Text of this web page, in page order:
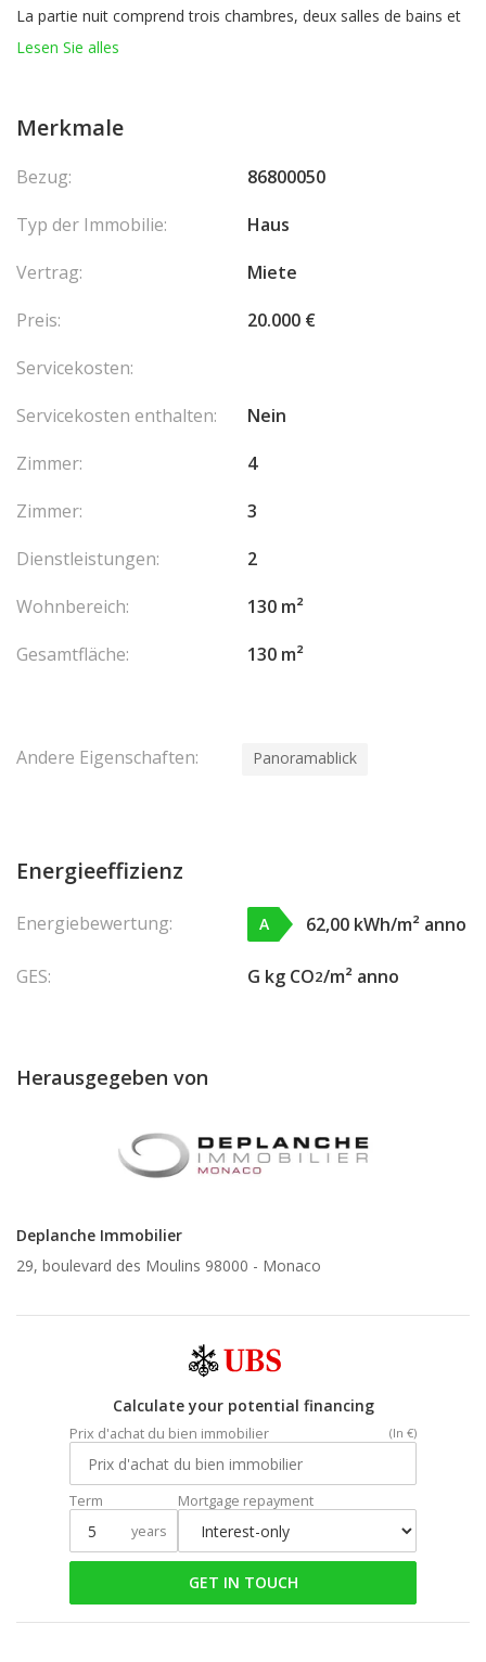
La partie nuit comprend trois chambres, deux salles de bains et
un toilette séparé.
électrique.
très demandé, idéale pour ceux qui souhaitent vivre aux portes
charge du vendeur.
Lesen Sie alles
Merkmale
Bezug:
86800050
Typ der Immobilie:
Haus
Vertrag:
Miete
Preis:
20.000 €
Servicekosten:
Servicekosten enthalten:
Nein
Zimmer:
4
Zimmer:
3
Dienstleistungen:
2
Wohnbereich:
130 m²
Gesamtfläche:
130 m²
Andere Eigenschaften: Panoramablick
Energieeffizienz
Energiebewertung: A 62,00 kWh/m² anno
GES: G kg CO2/m² anno
Herausgegeben von
Deplanche Immobilier
29, boulevard des Moulins 98000 - Monaco
Calculate your potential financing
Prix d'achat du bien immobilier (In €)
Term
years
Mortgage repayment
GET IN TOUCH